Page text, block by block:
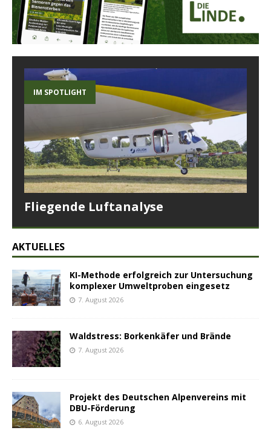
IM SPOTLIGHT
Fliegende Luftanalyse
AKTUELLES
KI-Methode erfolgreich zur Untersuchung
komplexer Umweltproben eingesetz
7. August 2026
Waldstress: Borkenkäfer und Brände
7. August 2026
Projekt des Deutschen Alpenvereins mit
DBU-Förderung
6. August 2026